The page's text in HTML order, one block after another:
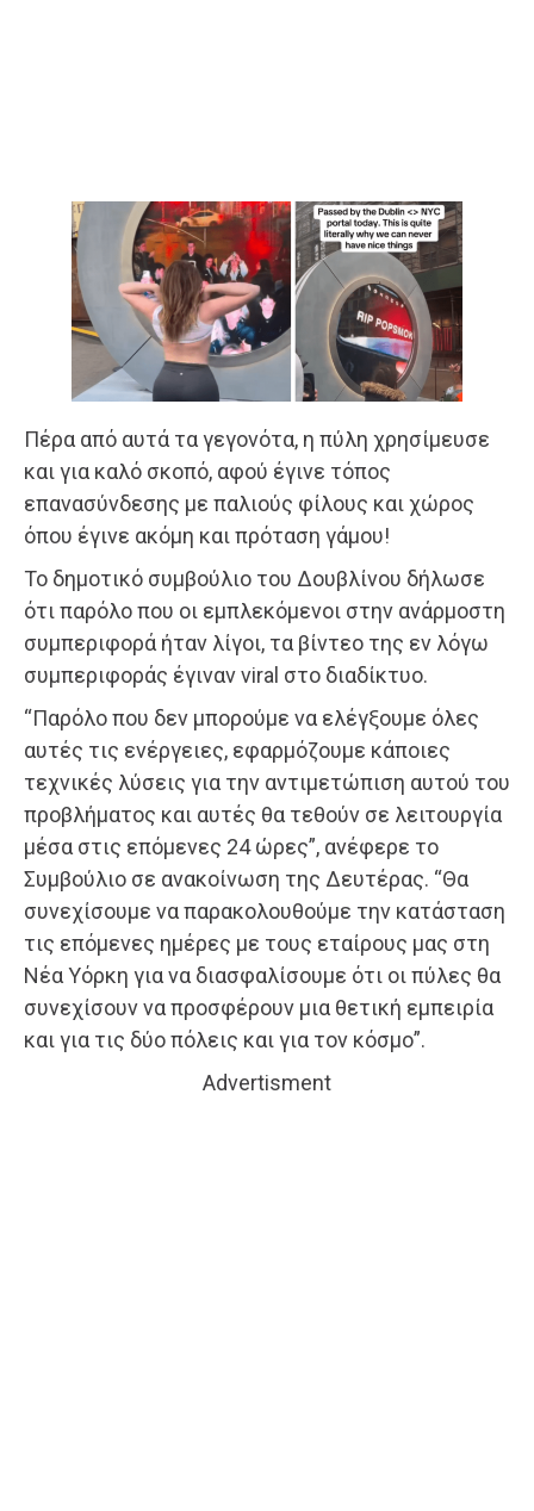
Πέρα από αυτά τα γεγονότα, η πύλη χρησίμευσε
και για καλό σκοπό, αφού έγινε τόπος
επανασύνδεσης με παλιούς φίλους και χώρος
όπου έγινε ακόμη και πρόταση γάμου!
Το δημοτικό συμβούλιο του Δουβλίνου δήλωσε
ότι παρόλο που οι εμπλεκόμενοι στην ανάρμοστη
συμπεριφορά ήταν λίγοι, τα βίντεο της εν λόγω
συμπεριφοράς έγιναν viral στο διαδίκτυο.
“Παρόλο που δεν μπορούμε να ελέγξουμε όλες
αυτές τις ενέργειες, εφαρμόζουμε κάποιες
τεχνικές λύσεις για την αντιμετώπιση αυτού του
προβλήματος και αυτές θα τεθούν σε λειτουργία
μέσα στις επόμενες 24 ώρες”, ανέφερε το
Συμβούλιο σε ανακοίνωση της Δευτέρας. “Θα
συνεχίσουμε να παρακολουθούμε την κατάσταση
τις επόμενες ημέρες με τους εταίρους μας στη
Νέα Υόρκη για να διασφαλίσουμε ότι οι πύλες θα
συνεχίσουν να προσφέρουν μια θετική εμπειρία
και για τις δύο πόλεις και για τον κόσμο”.
Advertisment